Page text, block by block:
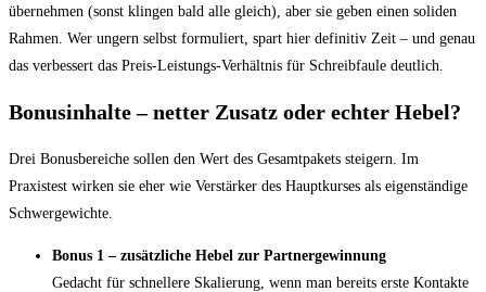
übernehmen (sonst klingen bald alle gleich), aber sie geben einen soliden
Rahmen. Wer ungern selbst formuliert, spart hier definitiv Zeit – und genau
das verbessert das Preis-Leistungs-Verhältnis für Schreibfaule deutlich.
Bonusinhalte – netter Zusatz oder echter Hebel?
Drei Bonusbereiche sollen den Wert des Gesamtpakets steigern. Im
Praxistest wirken sie eher wie Verstärker des Hauptkurses als eigenständige
Schwergewichte.
Bonus 1 – zusätzliche Hebel zur Partnergewinnung
Gedacht für schnellere Skalierung, wenn man bereits erste Kontakte